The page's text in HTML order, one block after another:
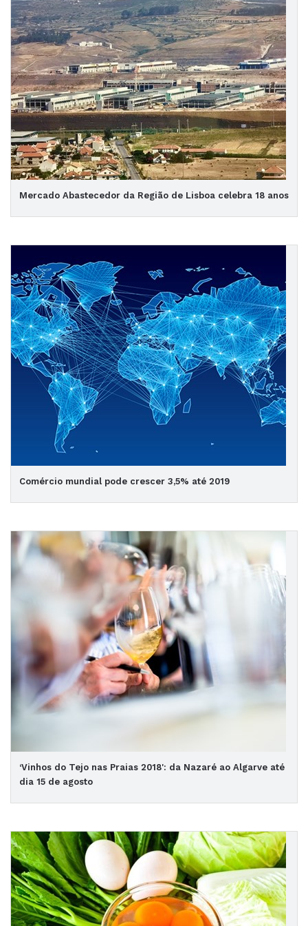
Mercado Abastecedor da Região de Lisboa celebra 18 anos
Comércio mundial pode crescer 3,5% até 2019
‘Vinhos do Tejo nas Praias 2018': da Nazaré ao Algarve até
dia 15 de agosto